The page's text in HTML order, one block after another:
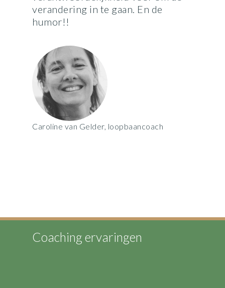
verandering in te gaan. En de
humor!!
Caroline van Gelder, loopbaancoach
Coaching ervaringen